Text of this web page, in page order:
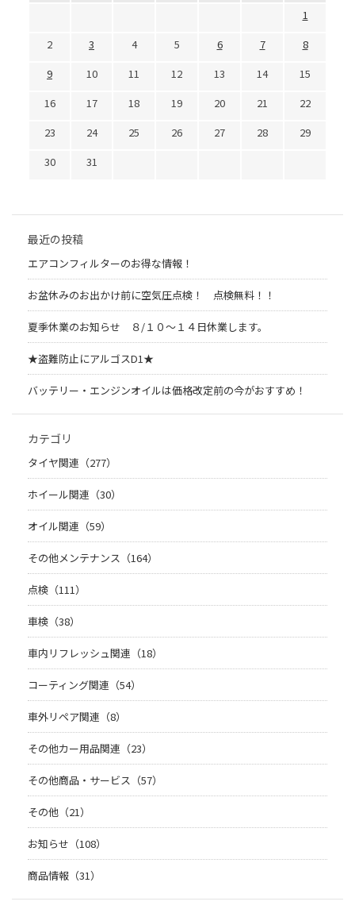
1
2
3 4 5 6 7
8
9
10 11 12 13 14
15
16
17 18 19 20 21
22
23
24 25 26 27 28
29
30
31
最近の投稿
エアコンフィルターのお得な情報！
お盆休みのお出かけ前に空気圧点検！ 点検無料！！
夏季休業のお知らせ ８/１０～１４日休業します。
★盗難防止にアルゴスD1★
バッテリー・エンジンオイルは価格改定前の今がおすすめ！
カテゴリ
タイヤ関連（277）
ホイール関連（30）
オイル関連（59）
その他メンテナンス（164）
点検（111）
車検（38）
車内リフレッシュ関連（18）
コーティング関連（54）
車外リペア関連（8）
その他カー用品関連（23）
その他商品・サービス（57）
その他（21）
お知らせ（108）
商品情報（31）